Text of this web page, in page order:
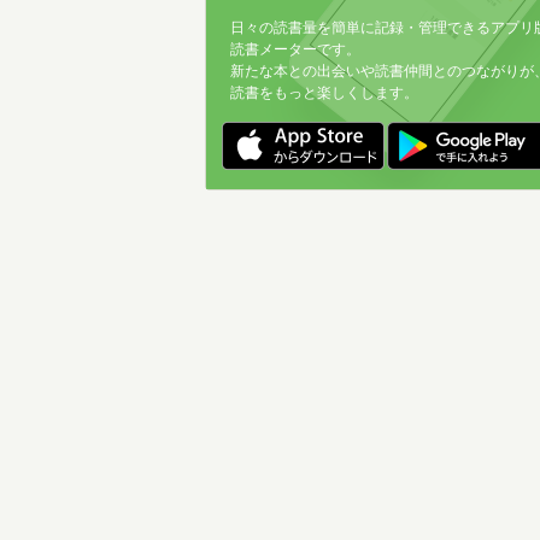
日々の読書量を簡単に記録・管理できるアプリ
読書メーターです。
新たな本との出会いや読書仲間とのつながりが
読書をもっと楽しくします。